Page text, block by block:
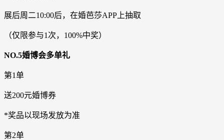
展后周二10:00后，在婚芭莎APP上抽取
（仅限参与1次，100%中奖）
NO.5婚博会多单礼
第1单
送200元婚博券
*奖品以现场发放为准
第2单